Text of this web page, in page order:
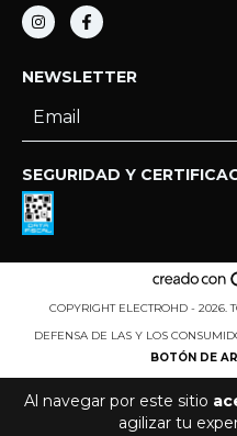
Al navegar por este sitio
agilizar tu
NEWSLETTER
SEGURIDAD Y
COPYRIGHT ELECTROHD - 2026.
DEFENSA DE LAS Y LOS
BOTÓN DE